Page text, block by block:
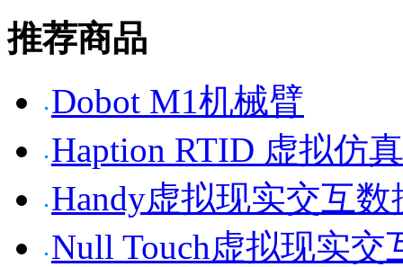
推荐商品
Dobot M1机械臂
Haption RTID 虚拟仿
Handy虚拟现实交互数
Null Touch虚拟现实交